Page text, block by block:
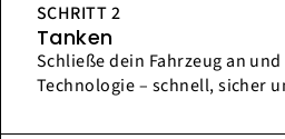
SCHRITT 2
Tanken
Schließe dein Fahrzeug an
Technologie – schnell, sicher